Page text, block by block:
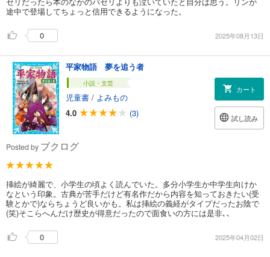
途中で登場してちょっと信用できるようになった。
0 2025年08月13日
平家物語 夢を追う者
小説・文芸
児童書 / よみもの
4.0
(3)
カート
試し読み
Posted by ブクログ
挿絵が綺麗で、小学生の頃よく読んでいた。多分小学生か中学生向けか
なという印象。古典が苦手だけど有名作だから内容を知っておきたい(受
験とかで)ならちょうど良いかも。私は挿絵の義経がタイプだったお陰で
(笑)そこらへんだけ歴史が得意だったので面食いの方には是非､､
0 2025年04月02日